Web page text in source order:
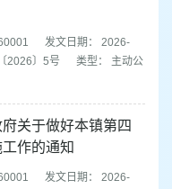
发文日期： 2026-
2026〕5号
类型： 主动公
关于做好本镇第四
作的通知
发文日期： 2026-